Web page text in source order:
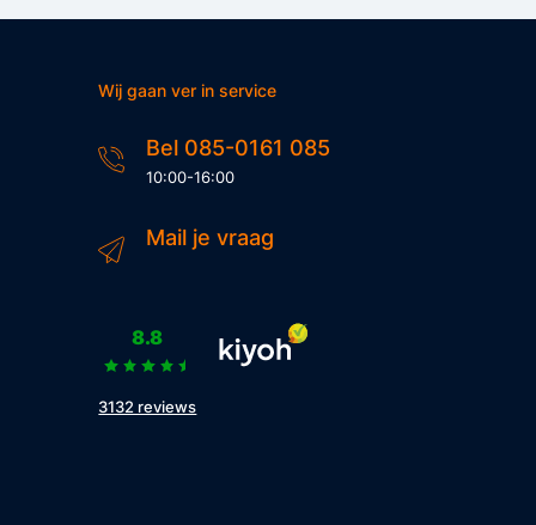
Wij gaan ver in service
Bel 085-0161 085
10:00-16:00
Mail je vraag
8.8
3132 reviews